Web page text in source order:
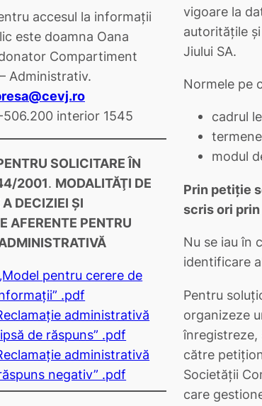
accesul la informații
este doamna Oana
Compartiment
Administrativ.
interior 1545
SOLICITARE ÎN
2001. MODALITĂŢI DE
DECIZIEI ŞI
AFERENTE PENTRU
pentru cerere de
.pdf
administrativă
de răspuns” .pdf
administrativă
negativ” .pdf
vigoare la
autorităţile
Jiului SA.
Normele pe
cadrul
modul
Prin petiţie
scris ori
Nu se iau în
identificare
Pentru
organizeze
înregistreze,
către
Societăţii
care